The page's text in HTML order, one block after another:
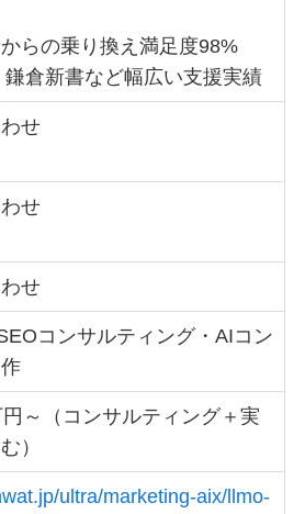
らの乗り換え満足度98%
鎌倉新書など幅広い支援実績
せ
せ
せ
コンサルティング・AIコン
円～（コンサルティング＋実
）
ultra/marketing-aix/llmo-